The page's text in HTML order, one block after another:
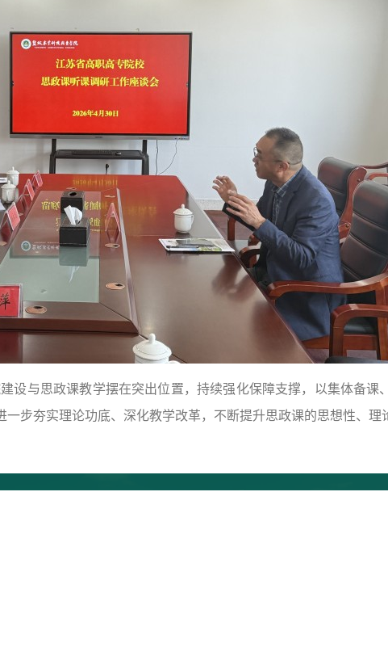
与思政课教学摆在突出位置，持续强化保障支撑，以集体备课
步夯实理论功底、深化教学改革，不断提升思政课的思想性、理